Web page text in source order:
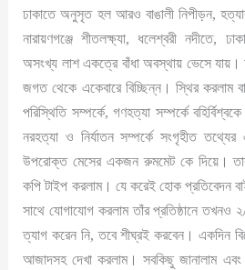
ঢাকাতে অনুসৃত হল আরও বাঙালী নিপীড়ন,
নারায়ণগঞ্জে শীতলক্ষ্যা, ধলেশ্বরী নদীতে,
অসংখ্য লাশ একত্রে বাঁধা অবস্থায় ভেসে যায়।
জগত থেকে একেবারে বিচ্ছিন্ন। স্থির করলাম
পরিস্থিতি সম্পর্কে, গণহত্যা সম্পর্কে
নরহত্যা ও নির্যাতন সম্পর্কে সংগৃহীত তথ্যের
উপরোক্ত মেসের একজন রুমমেট কে দিয়ে।
কপি টাইপ করলাম। যে করেই হোক প্রতিবেদন
সাথে যোগাযোগ করলাম তাঁর প্রতিষ্ঠানে তখনও
ত্যাগ করেন নি, তবে শীঘ্রই করবেন। একদিন
আজাদসহ দেখা করলাম। সবকিছু জানালাম এবং